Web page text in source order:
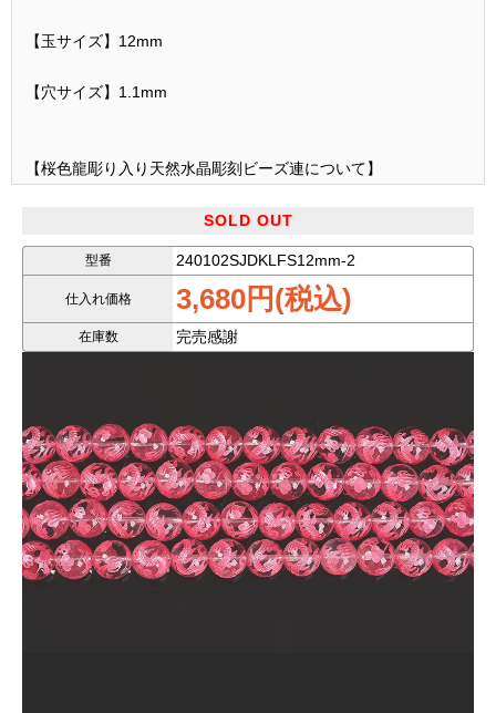
【玉サイズ】12mm
【穴サイズ】1.1mm
【桜色龍彫り入り天然水晶彫刻ビーズ連について】
天然石彫刻ビーズ連シリーズです。
こちらは桜色の龍彫り入り天然水晶ビーズ連です。
★全て一つずつ手彫りでカービングされた高品質の彫刻ビーズ
★透明度が高い天然水晶のベースに桜色の生き生きとする龍の
模様が彫られていて、とても美しいです。
★画像の商品からランダムでお送りいたします。
※天然石由来の傷やヒビなどが一部入っている場合がございま
SOLD OUT
型番 240102SJDKLFS12mm-2
仕入れ価格 3,680円(税込)
在庫数 完売感謝